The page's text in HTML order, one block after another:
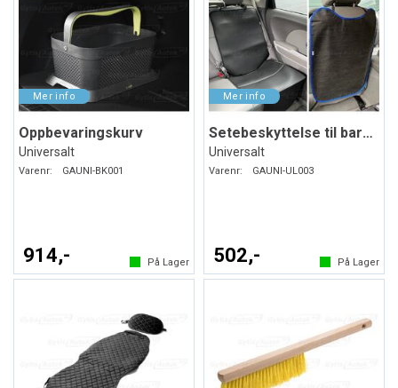
Oppbevaringskurv
Universalt
Varenr: GAUNI-BK001
914,- På Lager
Setebeskyttelse til barneseter. Svart
Universalt
Varenr: GAUNI-UL003
502,- På Lager